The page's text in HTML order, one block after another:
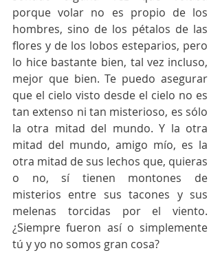
porque volar no es propio de los
hombres, sino de los pétalos de las
flores y de los lobos esteparios, pero
lo hice bastante bien, tal vez incluso,
mejor que bien. Te puedo asegurar
que el cielo visto desde el cielo no es
tan extenso ni tan misterioso, es sólo
la otra mitad del mundo. Y la otra
mitad del mundo, amigo mío, es la
otra mitad de sus lechos que, quieras
o no, sí tienen montones de
misterios entre sus tacones y sus
melenas torcidas por el viento.
¿Siempre fueron así o simplemente
tú y yo no somos gran cosa?